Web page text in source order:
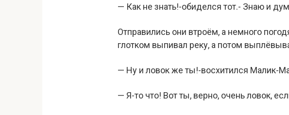
— Как не знать!-обиделся тот.- Знаю и
Отправились они втроём, а немного
глотком выпивал реку, а потом
— Ну и ловок же ты!-восхитился Малик-
— Я-то что! Вот ты, верно, очень ловок,